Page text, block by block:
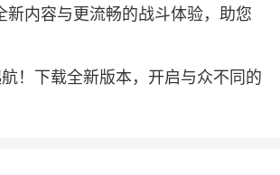
新内容与更流畅的战斗体验，助您
！下载全新版本，开启与众不同的